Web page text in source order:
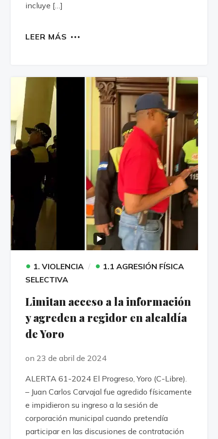
incluye […]
LEER MÁS
• 1. VIOLENCIA • 1.1 AGRESIÓN FÍSICA
SELECTIVA
Limitan acceso a la información
y agreden a regidor en alcaldía
de Yoro
on 23 de abril de 2024
ALERTA 61-2024 El Progreso, Yoro (C-Libre).
– Juan Carlos Carvajal fue agredido físicamente
e impidieron su ingreso a la sesión de
corporación municipal cuando pretendía
participar en las discusiones de contratación